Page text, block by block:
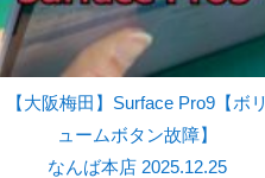
【大阪梅田】Surface Pro9【ボリ
ュームボタン故障】
なんば本店 2025.12.25